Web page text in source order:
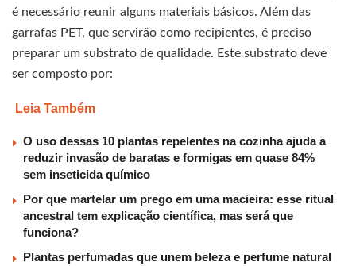
é necessário reunir alguns materiais básicos. Além das
garrafas PET, que servirão como recipientes, é preciso
preparar um substrato de qualidade. Este substrato deve
ser composto por:
Leia Também
O uso dessas 10 plantas repelentes na cozinha ajuda a
reduzir invasão de baratas e formigas em quase 84%
sem inseticida químico
Por que martelar um prego em uma macieira: esse ritual
ancestral tem explicação científica, mas será que
funciona?
Plantas perfumadas que unem beleza e perfume natural